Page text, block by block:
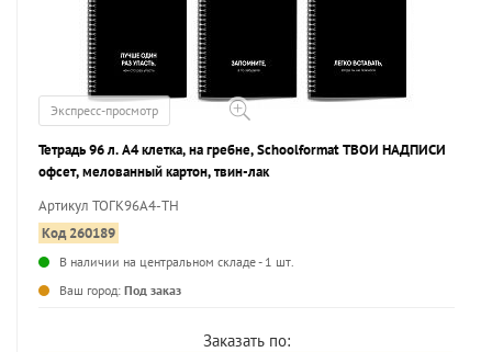
Экспресс-просмотр
Тетрадь 96 л. А4 клетка, на гребне, Schoolformat ТВОИ НАДПИСИ
офсет, мелованный картон, твин-лак
Артикул ТОГК96А4-ТН
Код 260189
В наличии на центральном складе - 1 шт.
Ваш город: Под заказ
Заказать по: